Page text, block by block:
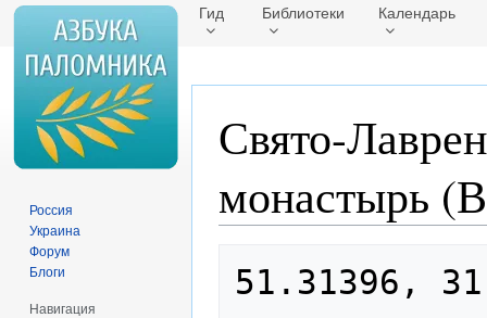
Гид Библиотеки Календарь
Свято-
монастырь
51.31396,
Россия
Украина
Форум
Блоги
Навигация